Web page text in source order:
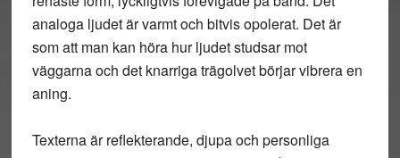
analoga ljudet är varmt och bitvis opolerat. Det är
som att man kan höra hur ljudet studsar mot
väggarna och det knarriga trägolvet börjar vibrera en
aning.
Texterna är reflekterande, djupa och personliga